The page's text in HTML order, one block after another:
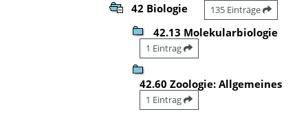
42 Biologie 135 Einträge
42.13 Molekularbiologie
1 Eintrag
42.60 Zoologie: Allgemeines
1 Eintrag